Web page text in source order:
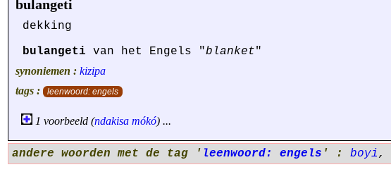
bulangeti
dekking
bulangeti van het Engels "blanket"
synoniemen : kizipa
tags :
leenwoord: engels
1 voorbeeld (ndakisa mókó) ...
andere woorden met de tag ' leenwoord: engels ' : boyi,